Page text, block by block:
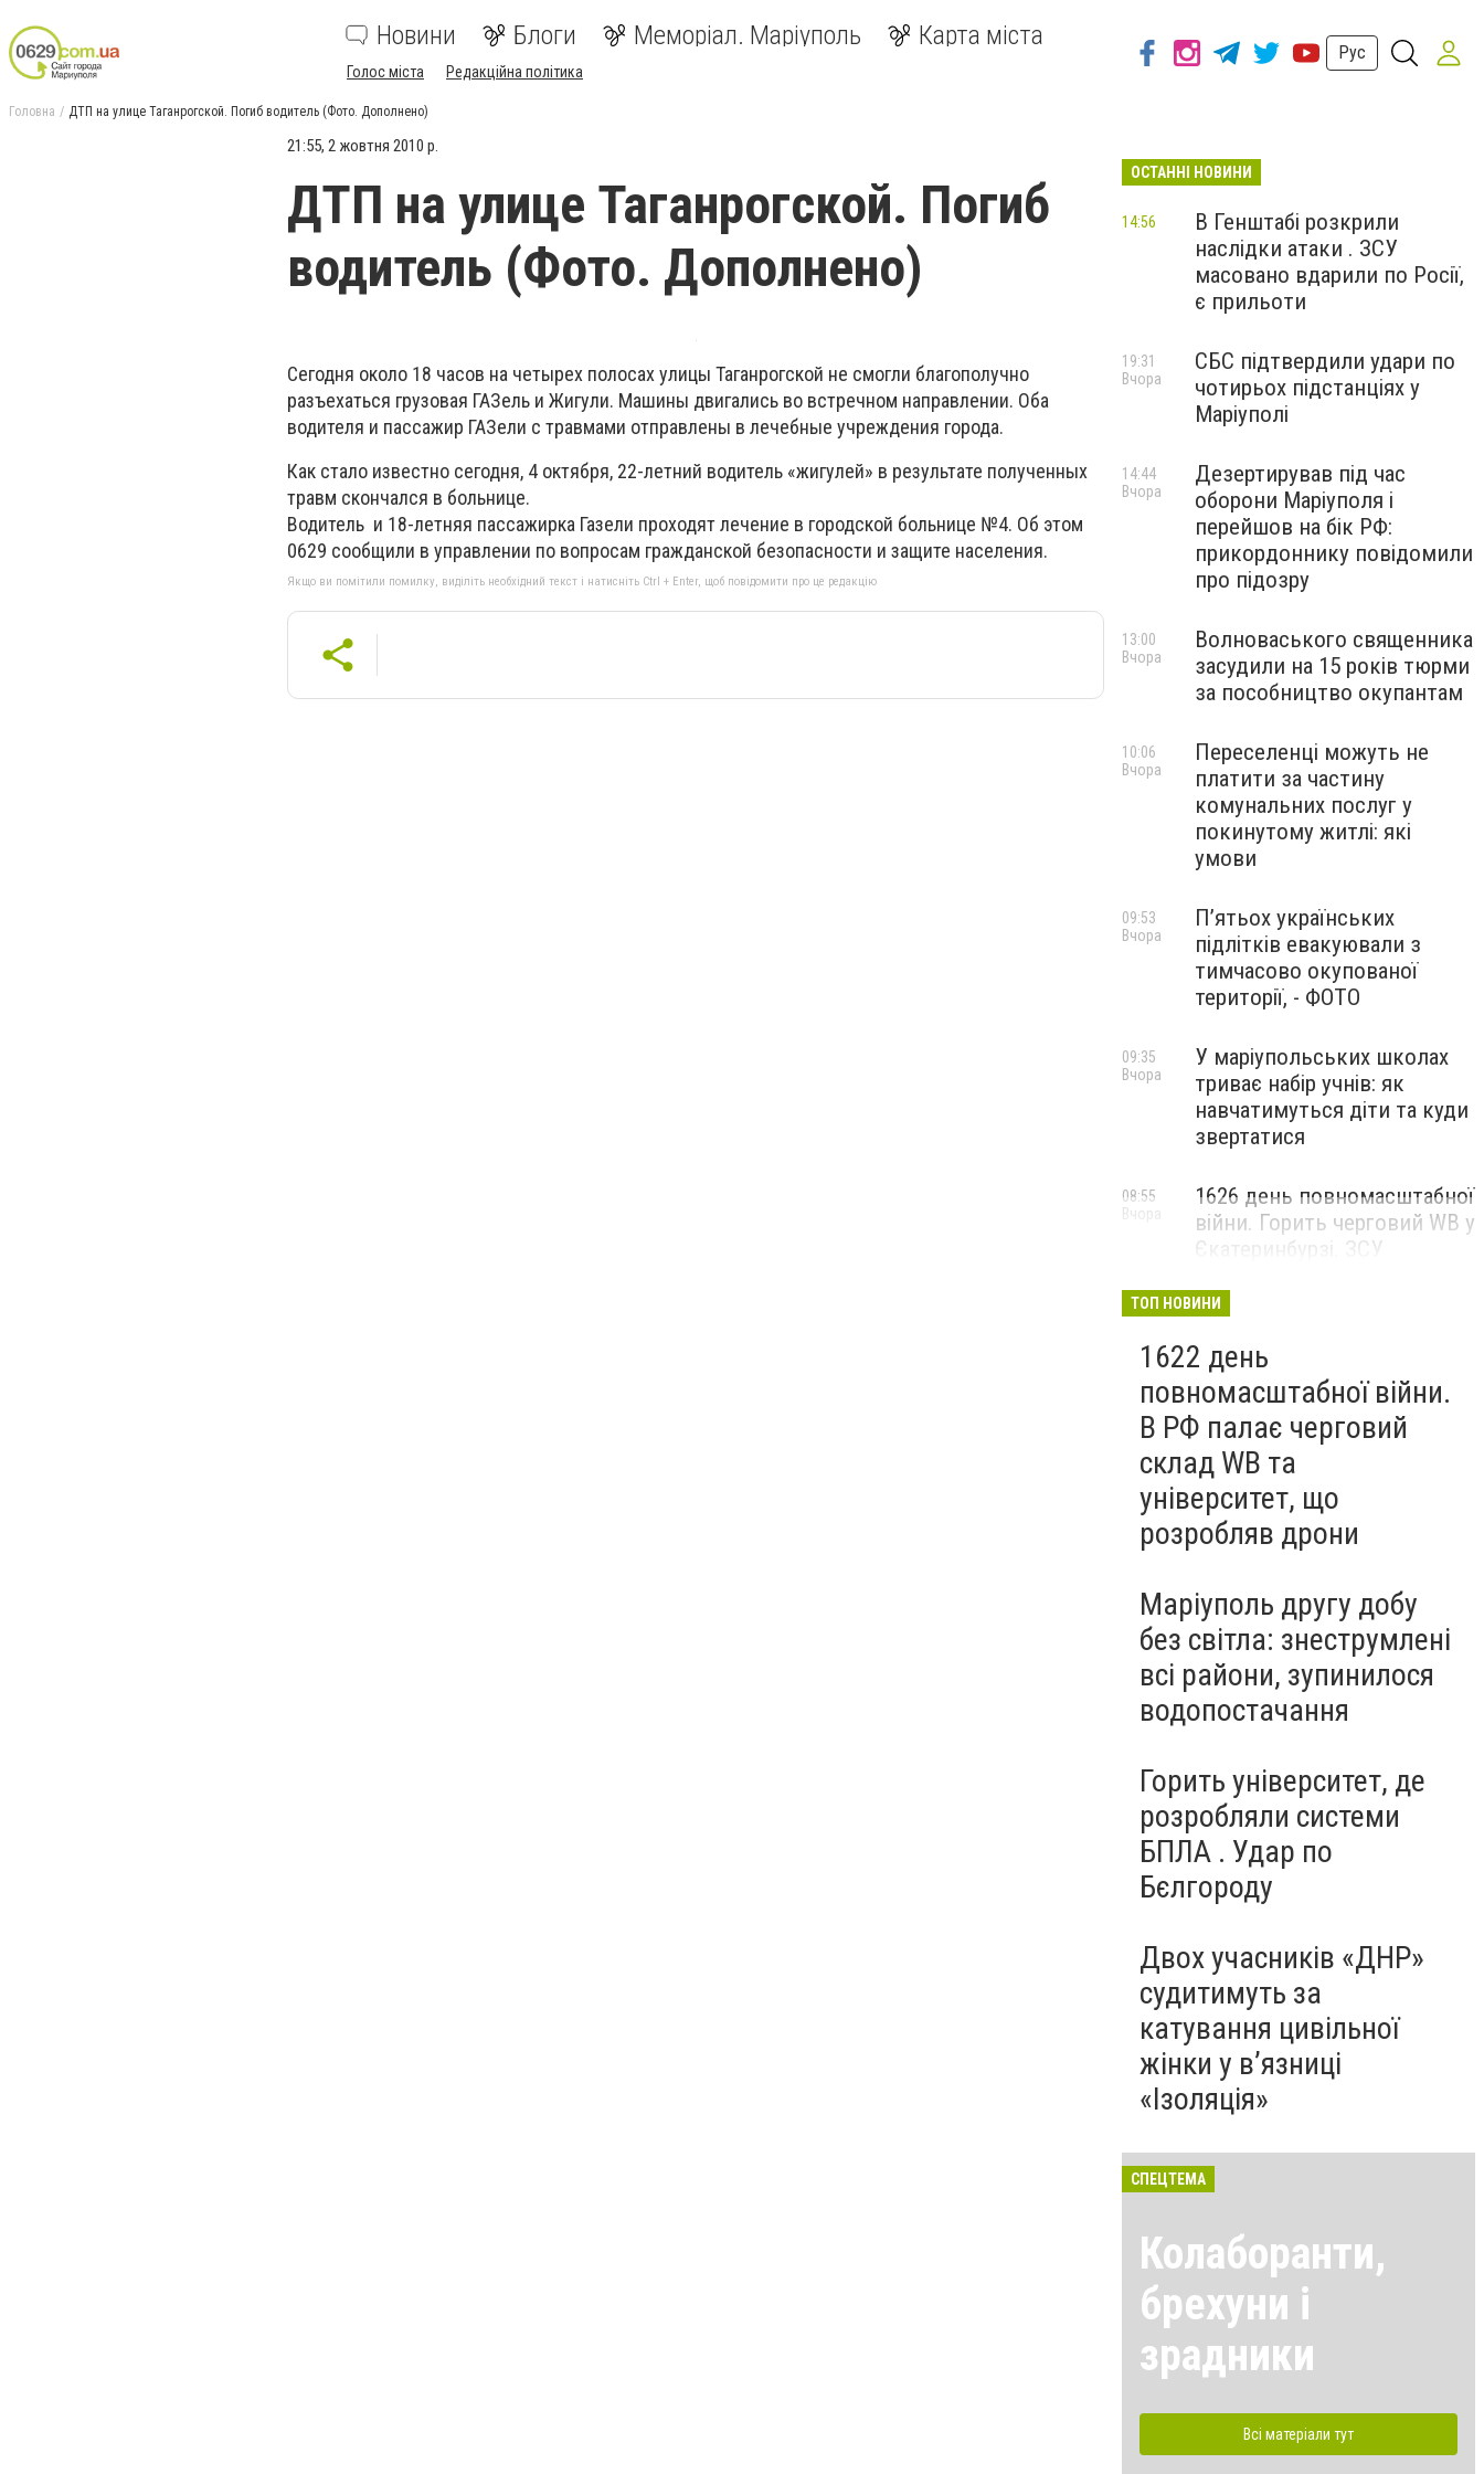
Новини Блоги Меморіал. Маріуполь Карта міста
Голос міста Редакційна політика
Рус
Головна ДТП на улице Таганрогской. Погиб водитель (Фото. Дополнено)
21:55, 2 жовтня 2010 р.
ДТП на улице Таганрогской. Погиб
водитель (Фото. Дополнено)
Сегодня около 18 часов на четырех полосах улицы Таганрогской не смогли благополучно
разъехаться грузовая ГАЗель и Жигули. Машины двигались во встречном направлении. Оба
водителя и пассажир ГАЗели с травмами отправлены в лечебные учреждения города.
Как стало известно сегодня, 4 октября, 22-летний водитель «жигулей» в результате полученных
травм скончался в больнице.
Водитель и 18-летняя пассажирка Газели проходят лечение в городской больнице №4. Об этом
0629 сообщили в управлении по вопросам гражданской безопасности и защите населения.
Якщо ви помітили помилку, виділіть необхідний текст і натисніть Ctrl + Enter, щоб повідомити про це редакцію
ОСТАННІ НОВИНИ
В Генштабі розкрили
наслідки атаки . ЗСУ
масовано вдарили по Росії,
є прильоти
14:56
СБС підтвердили удари по
чотирьох підстанціях у
Маріуполі
19:31
Вчора
Дезертирував під час
оборони Маріуполя і
перейшов на бік РФ:
прикордоннику повідомили
про підозру
14:44
Вчора
Волноваського священника
засудили на 15 років тюрми
за пособництво окупантам
13:00
Вчора
Переселенці можуть не
платити за частину
комунальних послуг у
покинутому житлі: які
умови
10:06
Вчора
П’ятьох українських
підлітків евакуювали з
тимчасово окупованої
території, - ФОТО
09:53
Вчора
У маріупольських школах
триває набір учнів: як
навчатимуться діти та куди
звертатися
09:35
Вчора
1626 день повномасштабної
війни. Горить черговий WB у
Єкатеринбурзі. ЗСУ
Маріуполі
08:55
Вчора
ТОП НОВИНИ
1622 день
повномасштабної війни.
В РФ палає черговий
склад WB та
університет, що
розробляв дрони
Маріуполь другу добу
без світла: знеструмлені
всі райони, зупинилося
водопостачання
Горить університет, де
розробляли системи
БПЛА . Удар по
Бєлгороду
Двох учасників «ДНР»
судитимуть за
катування цивільної
жінки у в’язниці
«Ізоляція»
СПЕЦТЕМА
Колаборанти,
брехуни і
зрадники
Всі матеріали тут